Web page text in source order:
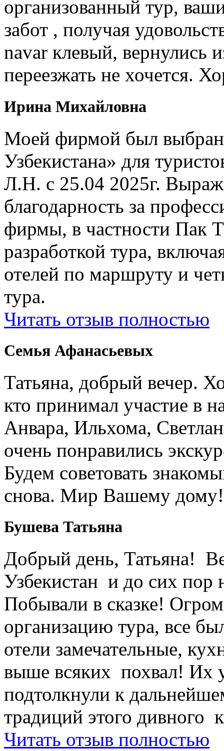
организованный тур,
забот , получая
navar клевый, вернулись
переезжать не хочется.
Ирина Михайловна
Моей фирмой был выбран
Узбекистана» для
Л.Н. с 25.04 2025г.
благодарность за
фирмы, в частности Пак
разработкой тура,
отелей по маршруту и
тура.
Читать отзыв полностью
Семья Афанасьевых
Татьяна, добрый вечер.
кто принимал участие в
Анвара, Ильхома,
очень понравились
Будем советовать
снова. Мир Вашему дому!
Бушева Татьяна
Добрый день, Татьяна!
Узбекистан и до сих пор
Побывали в сказке!
организацию тура, все
отели замечательные,
выше всяких похвал! Их
подтолкнули к
традиций этого дивного
Читать отзыв полностью